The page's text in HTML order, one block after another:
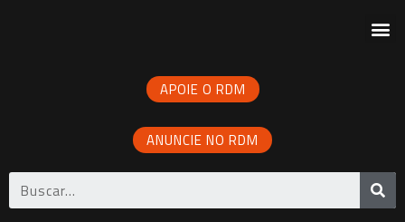
APOIE O RDM
ANUNCIE NO RDM